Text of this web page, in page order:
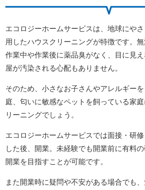
エコロジーホームサービスは、地球にや
用したハウスクリーニングが特徴です。無
作業中や作業後に薬品臭がなく、目に見
屋が汚染される心配もありません。
そのため、小さなお子さんやアレルギー
庭、匂いに敏感なペットを飼っている家
リーニングでしょう。
エコロジーホームサービスでは面接・研
した後、開業。未経験でも開業前に有料
開業を目指すことが可能です。
また開業時に疑問や不安がある場合でも